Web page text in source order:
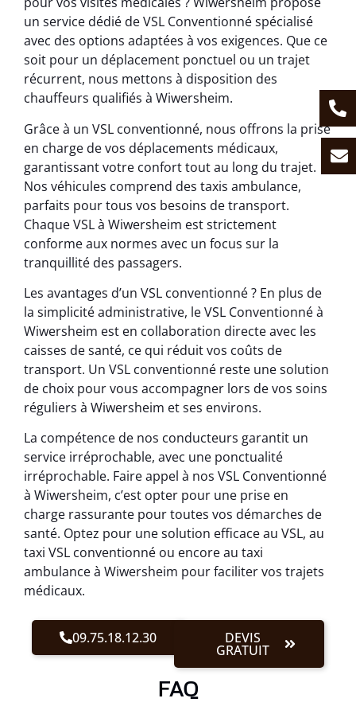
un service dédié de VSL Conventionné spécialisé
avec des options adaptées à vos exigences. Que ce
soit pour un déplacement ponctuel ou un trajet
récurrent, nous mettons à disposition des
chauffeurs qualifiés à Wiwersheim.
Grâce à un VSL conventionné, nous offrons la prise
en charge de vos déplacements médicaux,
garantissant votre confort tout au long du trajet.
Nos véhicules comprend des taxis ambulance,
parfaits pour tous vos besoins de transport.
Chaque VSL à Wiwersheim est strictement
conforme aux normes avec un focus sur la
tranquillité des passagers.
Les avantages d’un VSL conventionné ? En plus de
la simplicité administrative, le VSL Conventionné à
Wiwersheim est en collaboration directe avec les
caisses de santé, ce qui réduit vos coûts de
transport. Un VSL conventionné reste une solution
de choix pour vous accompagner lors de vos soins
réguliers à Wiwersheim et ses environs.
La compétence de nos conducteurs garantit un
service irréprochable, avec une ponctualité
irréprochable. Faire appel à nos VSL Conventionné
à Wiwersheim, c’est opter pour une prise en
charge rassurante pour toutes vos démarches de
santé. Optez pour une solution efficace au VSL, au
taxi VSL conventionné ou encore au taxi
ambulance à Wiwersheim pour faciliter vos trajets
médicaux.
09.75.18.12.30 DEVIS
GRATUIT
FAQ